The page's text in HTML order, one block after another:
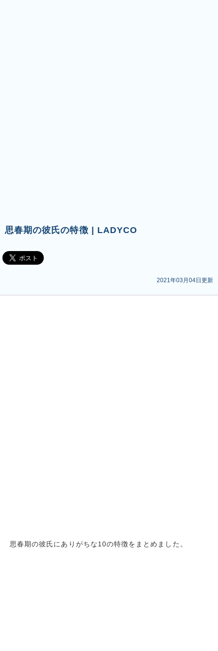
思春期の彼氏の特徴 | LADYCO
2021年03月04日更新
思春期の彼氏にありがちな10の特徴をまとめました。